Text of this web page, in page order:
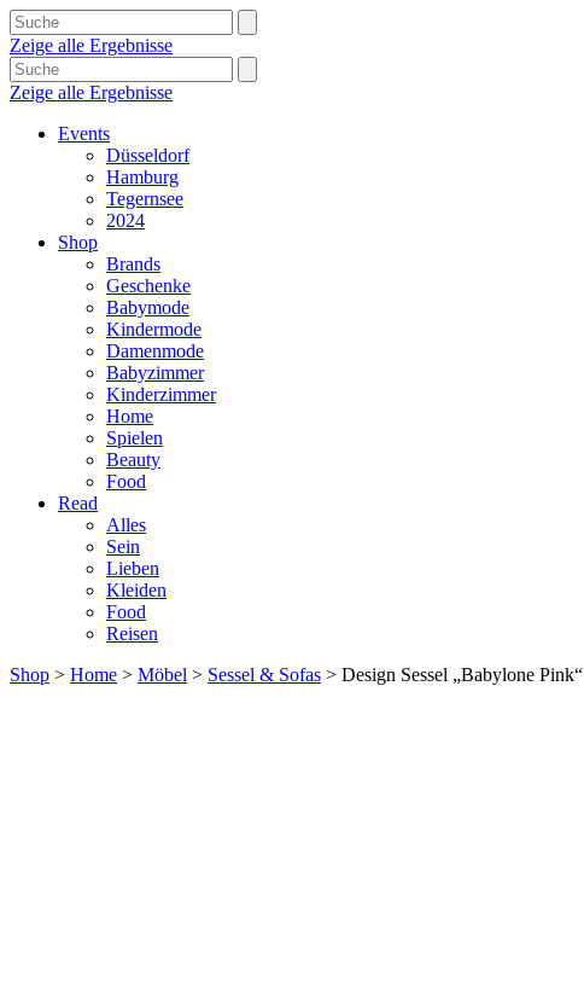
Zeige alle Ergebnisse
Zeige alle Ergebnisse
Events
Düsseldorf
Hamburg
Tegernsee
2024
Shop
Brands
Geschenke
Babymode
Kindermode
Damenmode
Babyzimmer
Kinderzimmer
Home
Spielen
Beauty
Food
Read
Alles
Sein
Lieben
Kleiden
Food
Reisen
Shop > Home > Möbel > Sessel & Sofas > Design Sessel „Babylone Pink“